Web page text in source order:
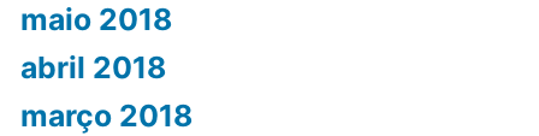
maio 2018
abril 2018
março 2018